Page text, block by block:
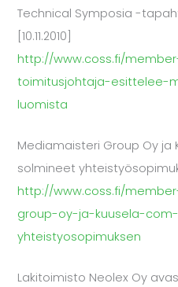
Technical Symposia -
[10.11.2010]
http://www.coss.fi/
toimitusjohtaja-esittelee-
luomista
Mediamaisteri Group Oy ja
solmineet
http://www.coss.fi/
group-oy-ja-kuusela-
yhteistyosopimuksen
Lakitoimisto Neolex Oy